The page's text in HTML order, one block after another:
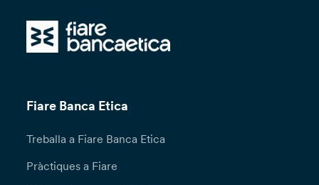
Fiare Banca Etica
Treballa a Fiare Banca Etica
Pràctiques a Fiare